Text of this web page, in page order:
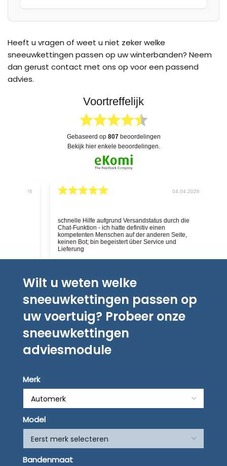
Heeft u vragen of weet u niet zeker welke
sneeuwkettingen passen op uw winterbanden? Neem
dan gerust contact met ons op voor een passend
advies.
Voortreffelijk
gebaseerd op 807beoordelingen
bekijk hier enkele beoordelingen.
04.04.2026
schnelle Hilfe aufgrund Versandstatus durch die
Chat-Funktion - ich hatte definitiv einen
kompetenten Menschen auf der anderen Seite,
keinen Bot; bin begeistert über Service und
Wilt u weten welke
sneeuwkettingen passen op
uw voertuig? Probeer onze
sneeuwkettingen
adviesmodule
Merk
Model
Bandenmaat